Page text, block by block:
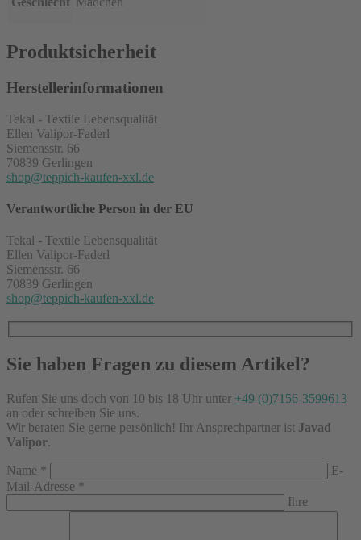
Produktsicherheit
Herstellerinformationen
Tekal - Textile Lebensqualität
Ellen Valipor-Faderl
Siemensstr. 66
70839 Gerlingen
shop@teppich-kaufen-xxl.de
Verantwortliche Person in der EU
Tekal - Textile Lebensqualität
Ellen Valipor-Faderl
Siemensstr. 66
70839 Gerlingen
shop@teppich-kaufen-xxl.de
Sie haben Fragen zu diesem Artikel?
Rufen Sie uns doch von 10 bis 18 Uhr unter +49 (0)7156-3599613
an oder schreiben Sie uns.
Wir beraten Sie gerne persönlich! Ihr Ansprechpartner ist Javad
Valipor.
Name *
E-
Mail-Adresse *
Ihre